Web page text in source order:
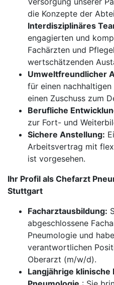
die Konzepte der
Interdisziplinäres
engagierten und
Fachärzten und
wertschätzenden
Umweltfreundlicher
für einen
einen Zuschuss zum
Berufliche
zur Fort- und
Sichere Anstellung:
Arbeitsvertrag mit
ist vorgesehen.
Ihr Profil als Chefarzt
Stuttgart
Facharztausbildung:
abgeschlossene
Pneumologie und
verantwortlichen
Oberarzt (m/w/d).
Langjährige klinische